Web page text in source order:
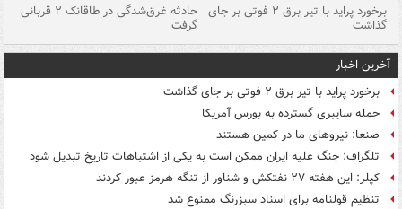
برخورد پراید با تیر برق ۲ فوتی بر جای
گذاشت
حادثه غرق‌شدگی در طاقانک ۲ قربانی
گرفت
آخرین اخبار
برخورد پراید با تیر برق ۲ فوتی بر جای گذاشت
حمله سایبری گسترده به بورس آمریکا
صنعا: نیروهای ما در کمین‌ هستند
تلگراف: جنگ علیه ایران ممکن است به یکی از اشتباهات تاریخ تبدیل شود
کپلر: این هفته ۲۷ نفتکش و شناور از تنگه هرمز عبور کردند
تنظیم قولنامه برای اسناد سبزرنگ ممنوع شد